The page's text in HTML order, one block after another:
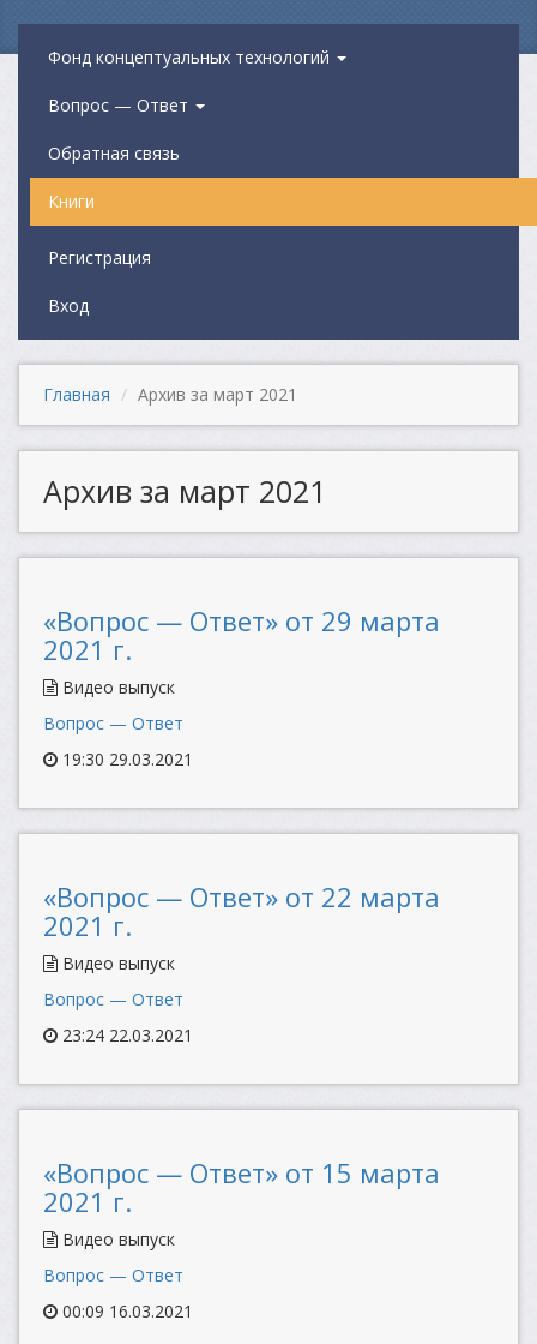
Фонд концептуальных технологий
Вопрос — Ответ
Обратная связь
Книги
Регистрация
Вход
Главная Архив за март 2021
Архив за март 2021
«Вопрос — Ответ» от 29 марта
2021 г.
Видео выпуск
Вопрос — Ответ
19:30 29.03.2021
«Вопрос — Ответ» от 22 марта
2021 г.
Видео выпуск
Вопрос — Ответ
23:24 22.03.2021
«Вопрос — Ответ» от 15 марта
2021 г.
Видео выпуск
Вопрос — Ответ
00:09 16.03.2021